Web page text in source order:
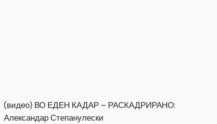
(видео) ВО ЕДЕН КАДАР – РАСКАДРИРАНО:
Александар Степанулески